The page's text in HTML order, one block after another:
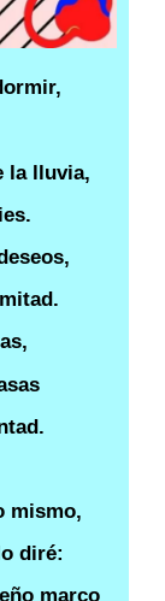
la lluvia,
mismo,
diré:
marco